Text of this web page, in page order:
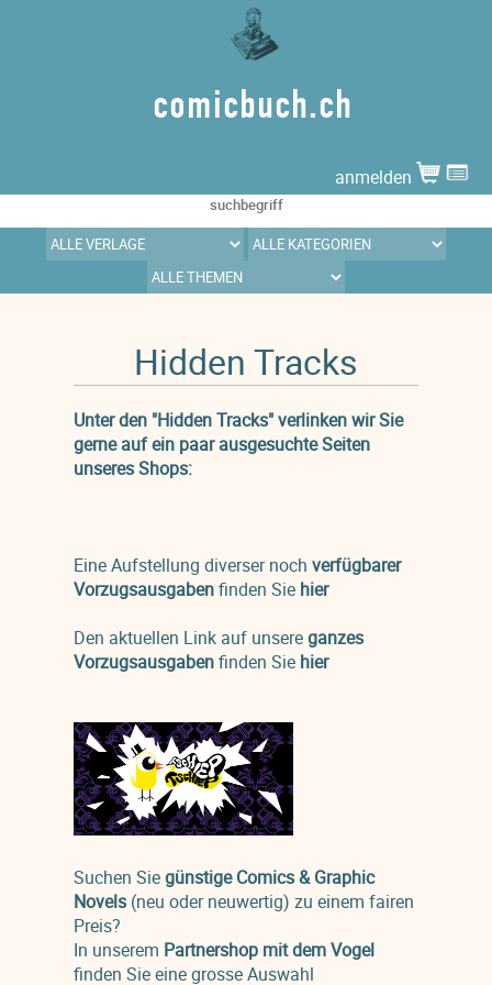
comicbuch.ch
anmelden
Hidden Tracks
Unter den "Hidden Tracks" verlinken wir Sie
gerne auf ein paar ausgesuchte Seiten
unseres Shops:
Eine Aufstellung diverser nochverfügbarer
Vorzugsausgabenfinden Sie hier
Den aktuellen Link auf unsereganzes
Vorzugsausgabenfinden Sie hier
Suchen Siegünstige Comics & Graphic
Novels (neu oder neuwertig) zu einem fairen
Preis?
In unserem Partnershop mit dem Vogel
finden Sie eine grosse Auswahl